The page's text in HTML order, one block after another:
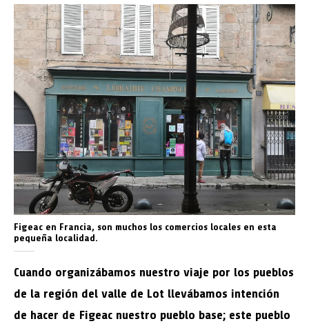
Figeac en Francia, son muchos los comercios locales en esta
pequeña localidad.
Cuando organizábamos nuestro viaje por los pueblos
de la región del valle de Lot llevábamos intención
de hacer de Figeac nuestro pueblo base; este pueblo